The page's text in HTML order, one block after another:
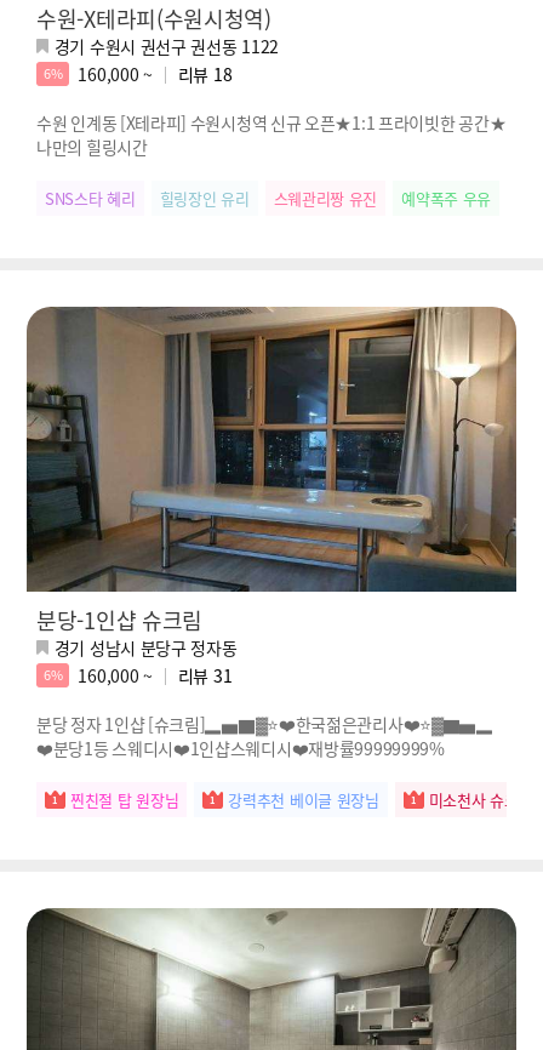
수원-X테라피(수원시청역)
경기 수원시 권선구 권선동 1122
6% 160,000 ~ 리뷰 18
수원 인계동 [X테라피] 수원시청역 신규 오픈★1:1 프라이빗한 공간★
나만의 힐링시간
SNS스타 혜리 힐링장인 유리 스웨관리짱 유진 예약폭주 우유
분당-1인샵 슈크림
경기 성남시 분당구 정자동
6% 160,000 ~ 리뷰 31
분당 정자 1인샵 [슈크림]▂▅▇▓⭐️❤️한국젊은관리사❤️⭐️▓▇▅▂
❤️분당1등 스웨디시❤️1인샵스웨디시❤️재방률99999999%
찐친절 탑 원장님 강력추천 베이글 원장님 미소천사 슈크림